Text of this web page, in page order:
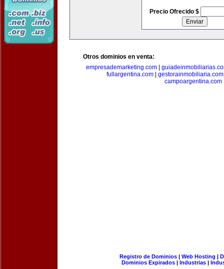
Precio Ofrecido $
Otros dominios en venta:
empresademarketing.com|
fullargentina.com
gestorainmobiliaria.com
campoargentina.com
Registro de Dominios| Web Hosting |
Dominios Expirados | Industrias |